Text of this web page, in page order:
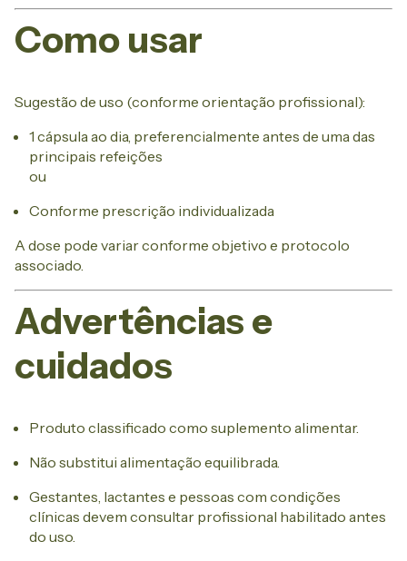
Como usar
Sugestão de uso (conforme orientação profissional):
1 cápsula ao dia, preferencialmente antes de uma das
principais refeições
ou
Conforme prescrição individualizada
A dose pode variar conforme objetivo e protocolo
associado.
Advertências e
cuidados
Produto classificado como suplemento alimentar.
Não substitui alimentação equilibrada.
Gestantes, lactantes e pessoas com condições
clínicas devem consultar profissional habilitado antes
do uso.